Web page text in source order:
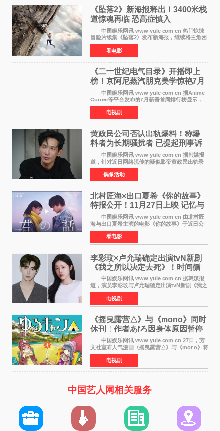
《坠落2》新海报释出！3400米栈
道惊魂再临 恐高症慎入
中国娱乐网讯 www yule com cn 热门惊悚
冒险片续集《坠落2》发布新海报，继续将主角困
于绝境高处——这一次，是摇摇欲坠的徒步栈
道。该片将于今年9月2日北美上映，恐高症患者
请提前做好心理
看电影
《二十世纪电气目录》开播即上
榜！京阿尼蒸汽朋克美学惊艳7月
新番季
中国娱乐网讯 www yule com cn 据Anime
Corner等平台发布的7月新番首周排行榜显示，
由京都动画制作的《二十世纪电气目录》在多个
榜单中表现亮眼，位列AniLab全球TOP10第十
名。该剧改编自结
电视剧
黄政民公司否认出轨爆料！称爆
料者为长期骚扰者 已提起刑事诉
中国娱乐网讯 www yule com cn 据韩媒报
道，针对近日网络流传的疑似影帝黄政民出轨录
音及短信爆料，黄政民所属经纪公司于今日正式
发表声明，明确否认相关传闻。 公司表示，
爆料者是一名长
偶像活动
北村匠海×出口夏希《你的故事》
特报公开！11月27日上映 记忆与
初恋的奇幻交织
中国娱乐网讯 www yule com cn 由北村匠
海与出口夏希主演的电影《你的故事》于近日公
开特报影像，正式定档11月27日上映。 本片
改编自三秋缒同名小说，编剧由曾执笔《孤独摇
滚！》的吉田惠
看电影
李彩玟×卢允瑞确定出演tvN新剧
《我之所以决定去死》！时间循
环青春爱情来袭
中国娱乐网讯 www yule com cn 据韩媒报
道，演员李彩玟与卢允瑞确定出演tvN新剧《我之
所以决定去死》，分别担任男女主角。该剧预计
将于明年播出，引发观众期待。 本剧改编自
NAVER同名人气
电视剧
《摇曳露营△》与《mono》同时
休刊！作者あfろ因身体原因暂停
双连载
中国娱乐网讯 www yule com cn 27日，芳
文社宣布人气漫画《摇曳露营△》与《mono》将
暂停连载一段时间，原因是漫画家あfろ身体状况
不佳。 编辑部表示：一直承蒙各位对
《mono》的喜爱，
电视剧
中国艺人网相关服务